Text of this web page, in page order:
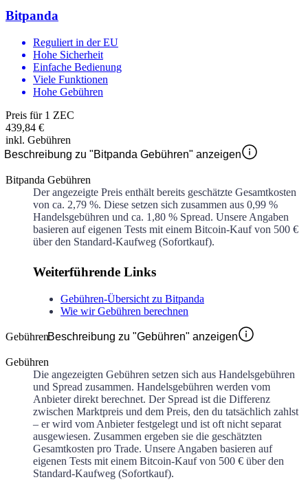
Bitpanda
Reguliert in der EU
Hohe Sicherheit
Einfache Bedienung
Viele Funktionen
Hohe Gebühren
Preis für 1 ZEC
439,84 €
inkl. Gebühren
Beschreibung zu "Bitpanda Gebühren" anzeigen
Bitpanda Gebühren
Der angezeigte Preis enthält bereits geschätzte Gesamtkosten
von ca. 2,79 %. Diese setzen sich zusammen aus 0,99 %
Handelsgebühren und ca. 1,80 % Spread. Unsere Angaben
basieren auf eigenen Tests mit einem Bitcoin-Kauf von 500 €
über den Standard-Kaufweg (Sofortkauf).
Weiterführende Links
Gebühren-Übersicht zu Bitpanda
Wie wir Gebühren berechnen
GebührenBeschreibung zu "Gebühren" anzeigen
Gebühren
Die angezeigten Gebühren setzen sich aus Handelsgebühren
und Spread zusammen. Handelsgebühren werden vom
Anbieter direkt berechnet. Der Spread ist die Differenz
zwischen Marktpreis und dem Preis, den du tatsächlich zahlst
– er wird vom Anbieter festgelegt und ist oft nicht separat
ausgewiesen. Zusammen ergeben sie die geschätzten
Gesamtkosten pro Trade. Unsere Angaben basieren auf
eigenen Tests mit einem Bitcoin-Kauf von 500 € über den
Standard-Kaufweg (Sofortkauf).